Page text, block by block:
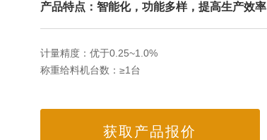
产品特点：智能化，功能多样，提高生产效率
计量精度：优于0.25~1.0%
称重给料机台数：≥1台
获取产品报价